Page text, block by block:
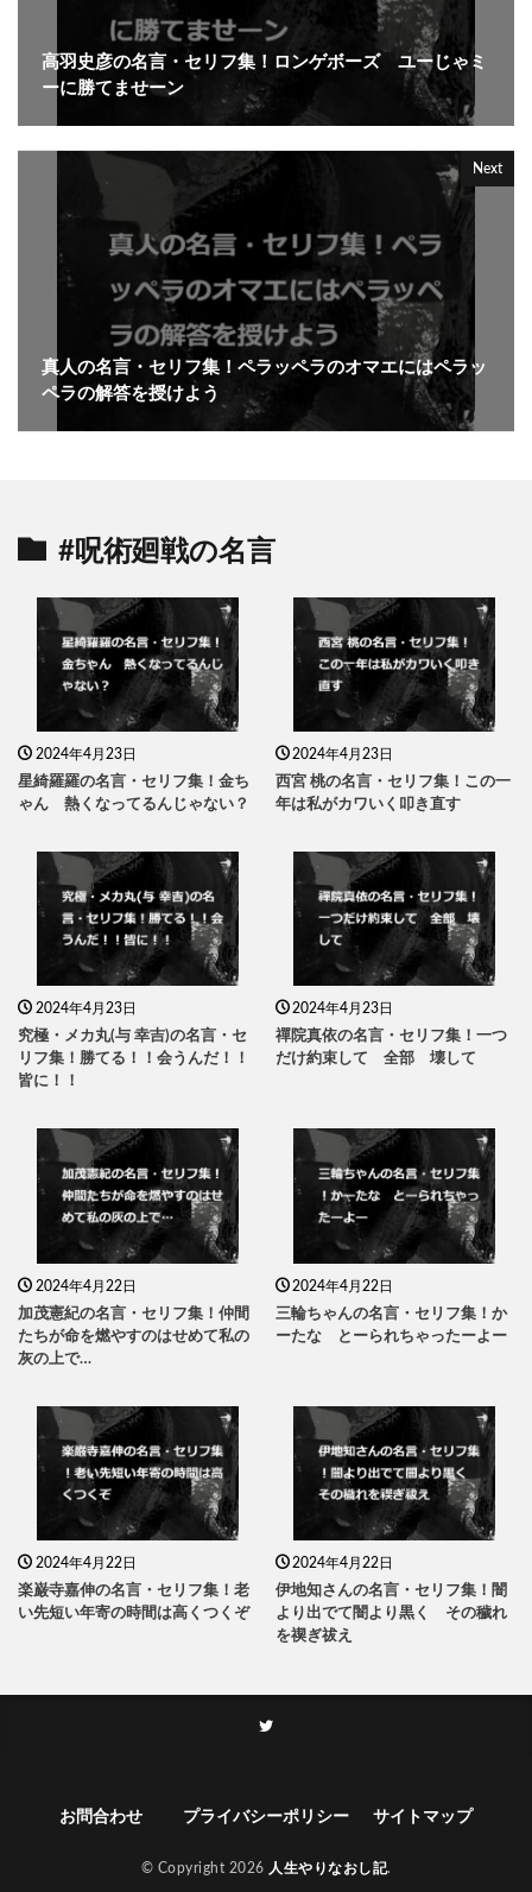
高羽史彦の名言・セリフ集！ロンゲボーズ ユーじゃミ
ーに勝てませーン
Next
真人の名言・セリフ集！ペラッペラのオマエにはペラッ
ペラの解答を授けよう
#呪術廻戦の名言
2024年4月23日
星綺羅羅の名言・セリフ集！金ち
ゃん 熱くなってるんじゃない？
2024年4月23日
西宮 桃の名言・セリフ集！この一
年は私がカワいく叩き直す
2024年4月23日
究極・メカ丸(与 幸吉)の名言・セ
リフ集！勝てる！！会うんだ！！
皆に！！
2024年4月23日
禪院真依の名言・セリフ集！一つ
だけ約束して 全部 壊して
2024年4月22日
加茂憲紀の名言・セリフ集！仲間
たちが命を燃やすのはせめて私の
灰の上で…
2024年4月22日
三輪ちゃんの名言・セリフ集！か
ーたな とーられちゃったーよー
2024年4月22日
楽巌寺嘉伸の名言・セリフ集！老
い先短い年寄の時間は高くつくぞ
2024年4月22日
伊地知さんの名言・セリフ集！闇
より出でて闇より黒く その穢れ
を禊ぎ祓え
お問合わせ プライバシーポリシー サイトマップ
© Copyright 2026 人生やりなおし記.